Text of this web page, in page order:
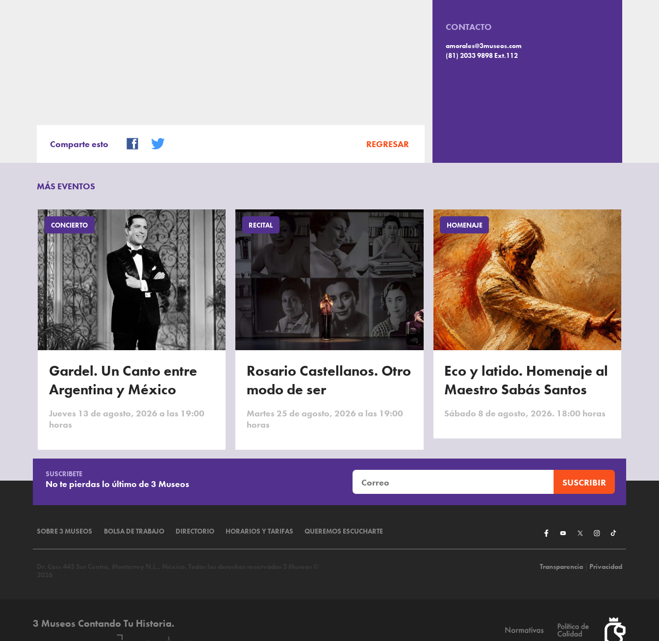
Comparte esto REGRESAR
CONTACTO
amorales@3museos.com
(81) 2033 9898 Ext.112
MÁS EVENTOS
CONCIERTO
Gardel. Un Canto entre
Argentina y México
Jueves 13 de agosto, 2026 a las 19:00
horas
RECITAL
Rosario Castellanos. Otro
modo de ser
Martes 25 de agosto, 2026 a las 19:00
horas
HOMENAJE
Eco y latido. Homenaje al
Maestro Sabás Santos
Sábado 8 de agosto, 2026. 18:00 horas
SUSCRIBETE
No te pierdas lo último de 3 Museos
SOBRE 3 MUSEOS BOLSA DE TRABAJO DIRECTORIO HORARIOS Y TARIFAS QUEREMOS ESCUCHARTE
Transparencia| Privacidad
3 Museos Contando Tu Historia.